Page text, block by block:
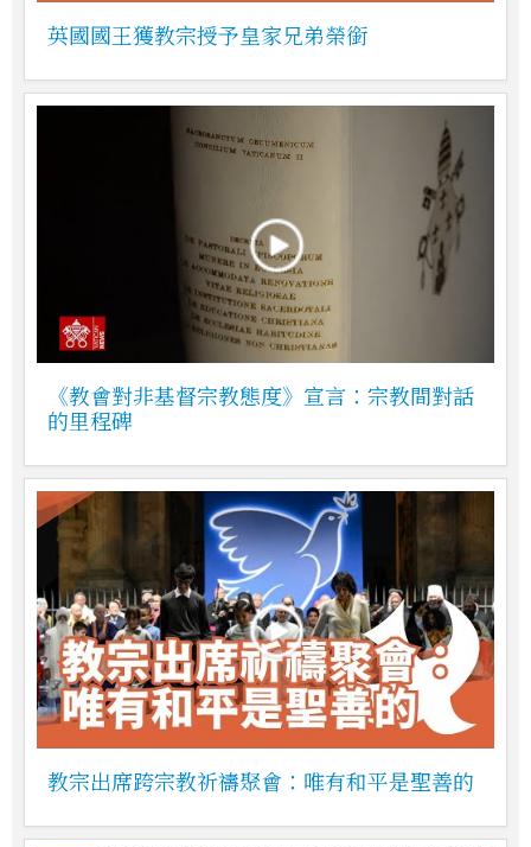
英國國王獲教宗授予皇家兄弟榮銜
《教會對非基督宗教態度》宣言：宗教間對話
的里程碑
教宗出席跨宗教祈禱聚會：唯有和平是聖善的